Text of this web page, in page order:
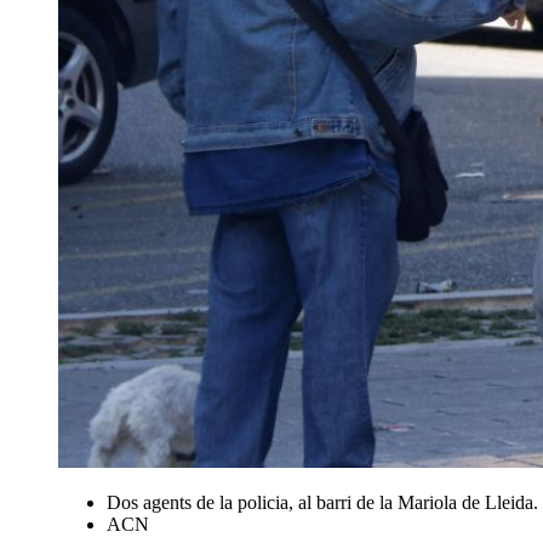
Dos agents de la policia, al barri de la Mariola de Lleida.
ACN